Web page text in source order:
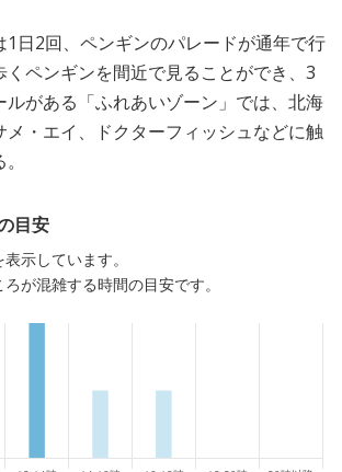
1日2回、ペンギンのパレードが通年で行
くペンギンを間近で見ることができ、3
ルがある「ふれあいゾーン」では、北海
メ・エイ、ドクターフィッシュなどに触
目安
示しています。
が混雑する時間の目安です。